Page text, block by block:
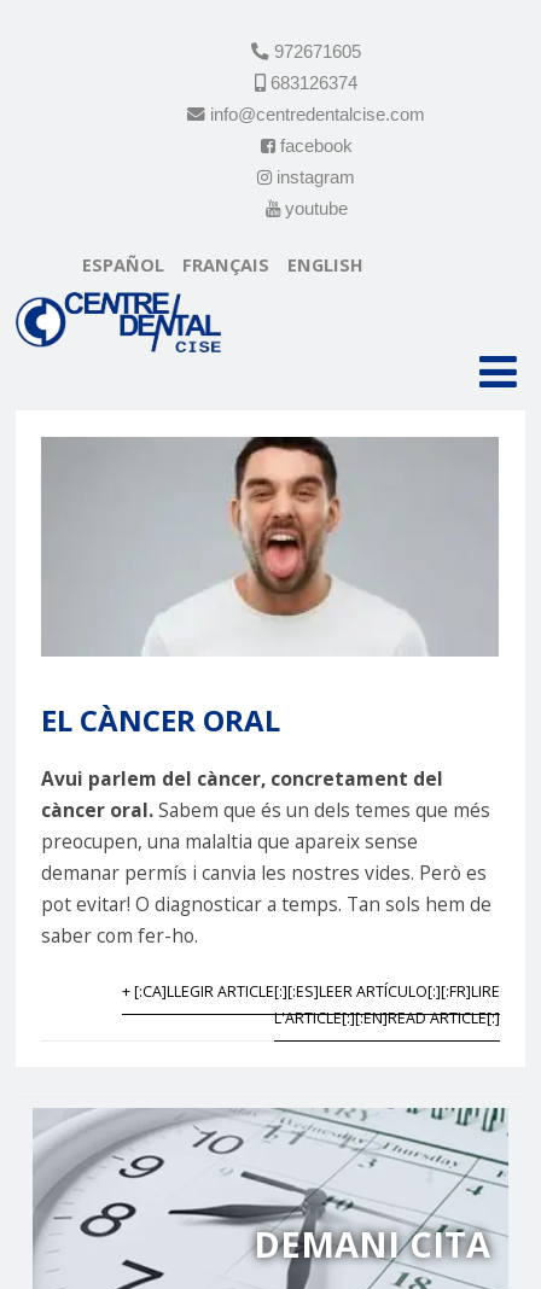
972671605
683126374
info@centredentalcise.com
facebook
instagram
youtube
ESPAÑOL FRANÇAIS ENGLISH
EL CÀNCER ORAL
Avui parlem del càncer, concretament del
càncer oral.Sabem que és un dels temes que més
preocupen, una malaltia que apareix sense
demanar permís i canvia les nostres vides. Però es
pot evitar! O diagnosticar a temps. Tan sols hem de
saber com fer-ho.
+ [:CA]LLEGIR ARTICLE[:][:ES]LEER ARTÍCULO[:][:FR]LIRE
L'ARTICLE[:][:EN]READ ARTICLE[:]
DEMANI CITA